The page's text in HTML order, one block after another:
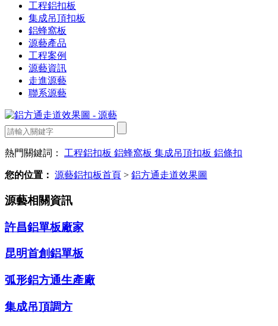
工程鋁扣板
集成吊頂扣板
鋁蜂窩板
源藝產品
工程案例
源藝資訊
走進源藝
聯系源藝
熱門關鍵詞： 工程鋁扣板 鋁蜂窩板 集成吊頂扣板 鋁條扣
您的位置： 源藝鋁扣板首頁 > 鋁方通走道效果圖
源藝相關資訊
許昌鋁單板廠家
昆明首創鋁單板
弧形鋁方通生產廠
集成吊頂調方